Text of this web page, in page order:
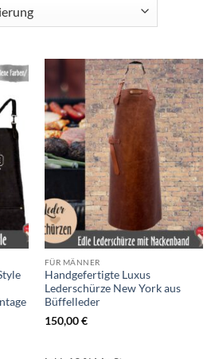
FÜR MÄNNER
Handgefertigte Luxus
Lederschürze New York aus
Büffelleder
150,00€